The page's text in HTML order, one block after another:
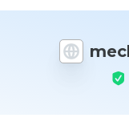
イト